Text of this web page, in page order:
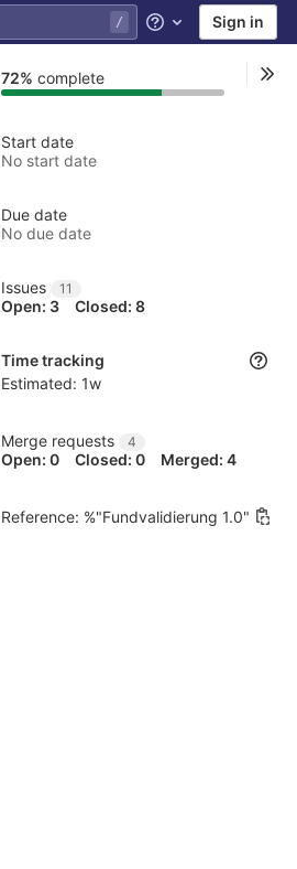
Help Sign in
72% complete
Start date
No start date
Due date
No due date
Issues 11
Open: 3 Closed: 8
Time tracking
Estimated: 1w
Merge requests 4
Open: 0 Closed: 0 Merged: 4
Reference: %"Fundvalidierung 1.0"